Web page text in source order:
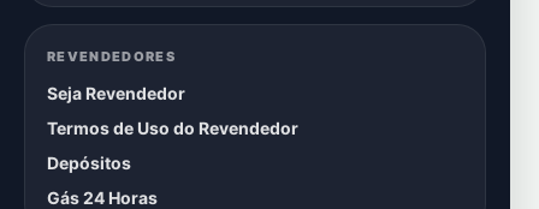
REVENDEDORES
Seja Revendedor
Termos de Uso do Revendedor
Depósitos
Gás 24 Horas